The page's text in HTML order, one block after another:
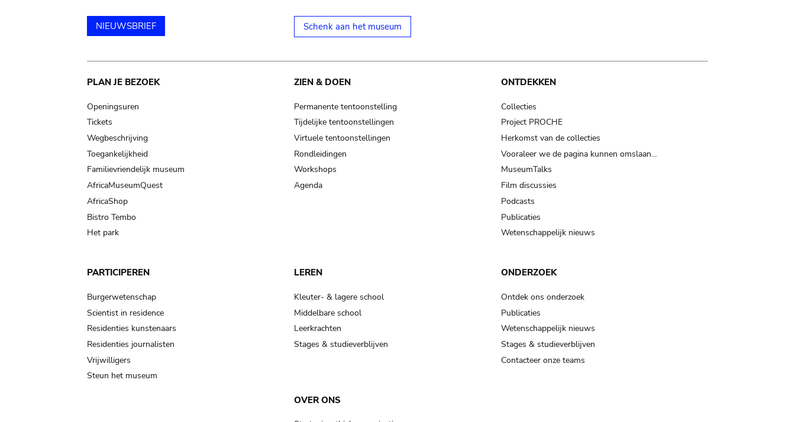
NIEUWSBRIEF Schenk aan het museum
Main
navigation
PLAN JE BEZOEK
Openingsuren
Tickets
Wegbeschrijving
Toegankelijkheid
Familievriendelijk museum
AfricaMuseumQuest
AfricaShop
Bistro Tembo
Het park
ZIEN & DOEN
Permanente tentoonstelling
Tijdelijke tentoonstellingen
Virtuele tentoonstellingen
Rondleidingen
Workshops
Agenda
ONTDEKKEN
Collecties
Project PROCHE
Herkomst van de collecties
Vooraleer we de pagina kunnen omslaan…
MuseumTalks
Film discussies
Podcasts
Publicaties
Wetenschappelijk nieuws
PARTICIPEREN
Burgerwetenschap
Scientist in residence
Residenties kunstenaars
Residenties journalisten
Vrijwilligers
Steun het museum
LEREN
Kleuter- & lagere school
Middelbare school
Leerkrachten
Stages & studieverblijven
ONDERZOEK
Ontdek ons onderzoek
Publicaties
Wetenschappelijk nieuws
Stages & studieverblijven
Contacteer onze teams
OVER ONS